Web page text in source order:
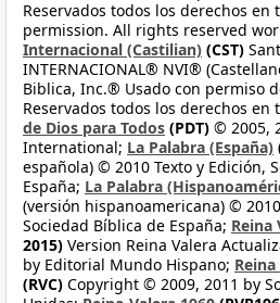
Reservados todos los derechos
permission. All rights reserved
Internacional (Castilian) (CST)
INTERNACIONAL® NVI®
Biblica, Inc.® Usado con permiso
Reservados todos los derechos en
de Dios para Todos (PDT) © 2005,
International; La Palabra (España)
española) © 2010 Texto y Edición,
España; La Palabra
(versión hispanoamericana) ©
Sociedad Bíblica de España; Reina
2015) Version Reina Valera
by Editorial Mundo Hispano;
(RVC) Copyright © 2009, 2011 by